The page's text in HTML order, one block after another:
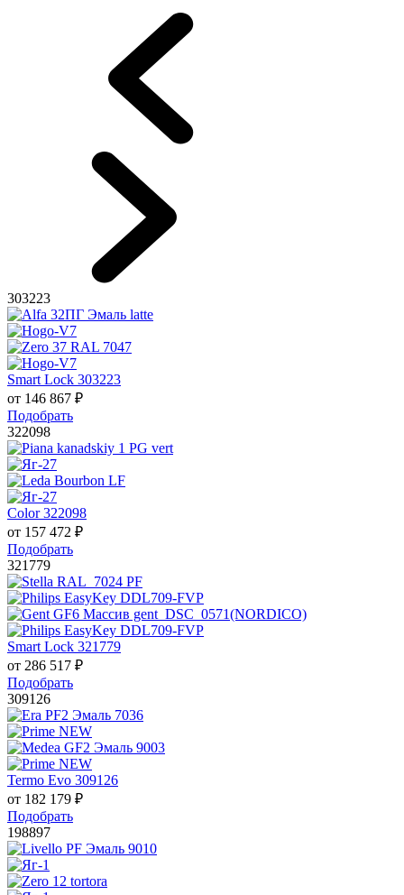
303223
Smart Lock 303223
от 146 867 ₽
Подобрать
322098
Color 322098
от 157 472 ₽
Подобрать
321779
Smart Lock 321779
от 286 517 ₽
Подобрать
309126
Termo Evo 309126
от 182 179 ₽
Подобрать
198897